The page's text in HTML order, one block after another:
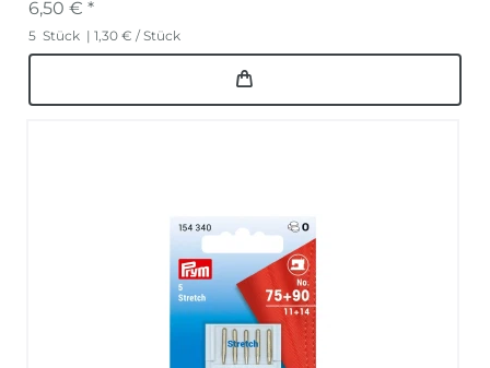
6,50 € *
5 Stück | 1,30 € / Stück